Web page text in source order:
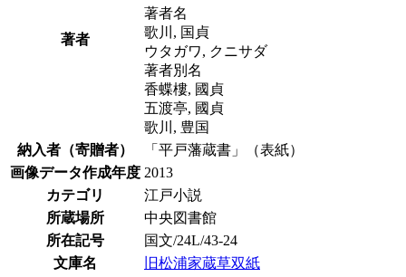
著者
著者名
歌川, 国貞
ウタガワ, クニサダ
著者別名
香蝶樓, 國貞
五渡亭, 國貞
歌川, 豊国
納入者（寄贈者）
「平戸藩蔵書」（表紙）
画像データ作成年度 2013
カテゴリ
江戸小説
所蔵場所
中央図書館
所在記号
国文/24L/43-24
文庫名
旧松浦家蔵草双紙